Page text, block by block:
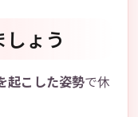
ょう
起こした姿勢で休